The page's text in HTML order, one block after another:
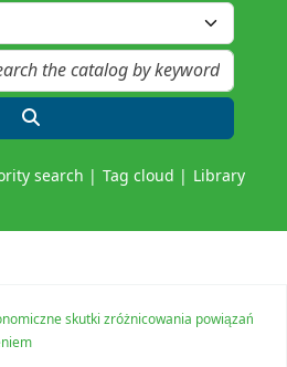
search Tag cloud Library
skutki zróżnicowania powiązań